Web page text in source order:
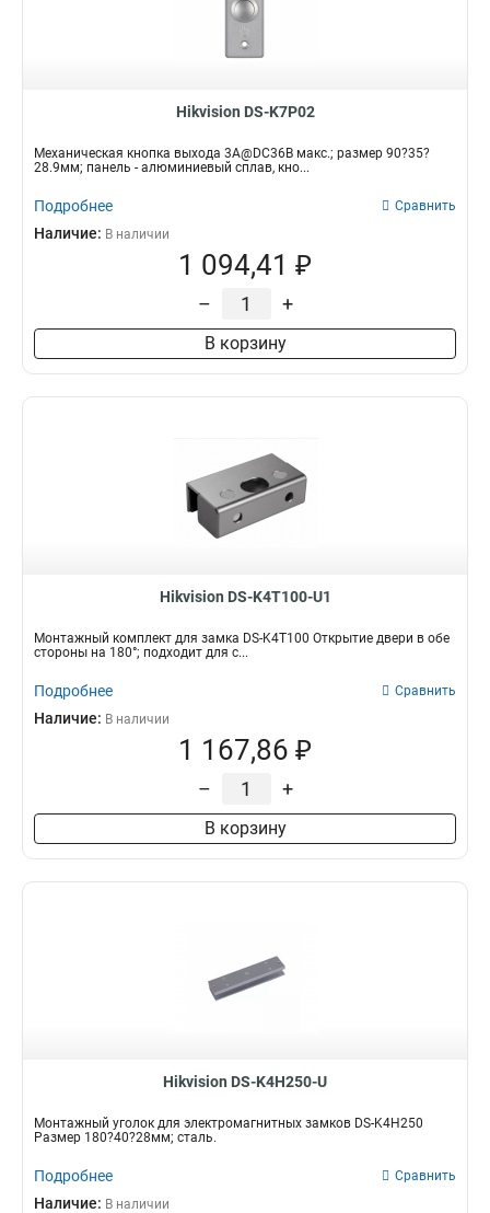
Hikvision DS-K7P02
Механическая кнопка выхода 3A@DC36В макс.; размер 90?35?
28.9мм; панель - алюминиевый сплав, кно...
Подробнее Сравнить
Наличие: В наличии
1 094,41 ₽
– +
В корзину
Hikvision DS-K4T100-U1
Монтажный комплект для замка DS-K4T100 Открытие двери в обе
стороны на 180°; подходит для с...
Подробнее Сравнить
Наличие: В наличии
1 167,86 ₽
– +
В корзину
Hikvision DS-K4H250-U
Монтажный уголок для электромагнитных замков DS-K4H250
Размер 180?40?28мм; сталь.
Подробнее Сравнить
Наличие: В наличии